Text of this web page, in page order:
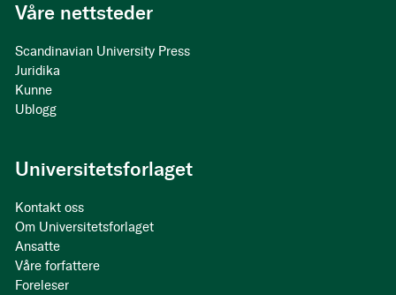
Våre nettsteder
Scandinavian University Press
Juridika
Kunne
Ublogg
Universitetsforlaget
Kontakt oss
Om Universitetsforlaget
Ansatte
Våre forfattere
Foreleser